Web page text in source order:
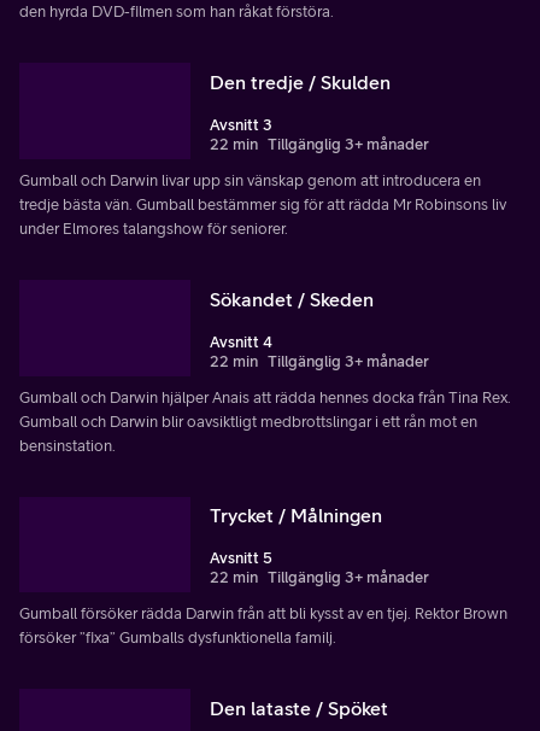
den hyrda DVD-filmen som han råkat förstöra.
Den tredje / Skulden
Avsnitt 3
22 min Tillgänglig 3+ månader
Gumball och Darwin livar upp sin vänskap genom att introducera en
tredje bästa vän. Gumball bestämmer sig för att rädda Mr Robinsons liv
under Elmores talangshow för seniorer.
Sökandet / Skeden
Avsnitt 4
22 min Tillgänglig 3+ månader
Gumball och Darwin hjälper Anais att rädda hennes docka från Tina Rex.
Gumball och Darwin blir oavsiktligt medbrottslingar i ett rån mot en
bensinstation.
Trycket / Målningen
Avsnitt 5
22 min Tillgänglig 3+ månader
Gumball försöker rädda Darwin från att bli kysst av en tjej. Rektor Brown
försöker ”fixa” Gumballs dysfunktionella familj.
Den lataste / Spöket